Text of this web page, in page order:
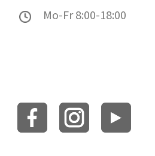
Mo-Fr 8:00-18:00